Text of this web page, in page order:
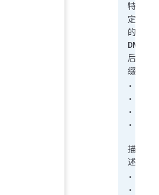
特
定
的
DNS
后
缀
. .
. .
. .
. :
描
述.
. .
. .